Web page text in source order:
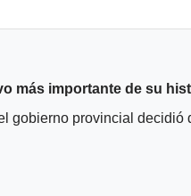
más importante de su
gobierno provincial decidió